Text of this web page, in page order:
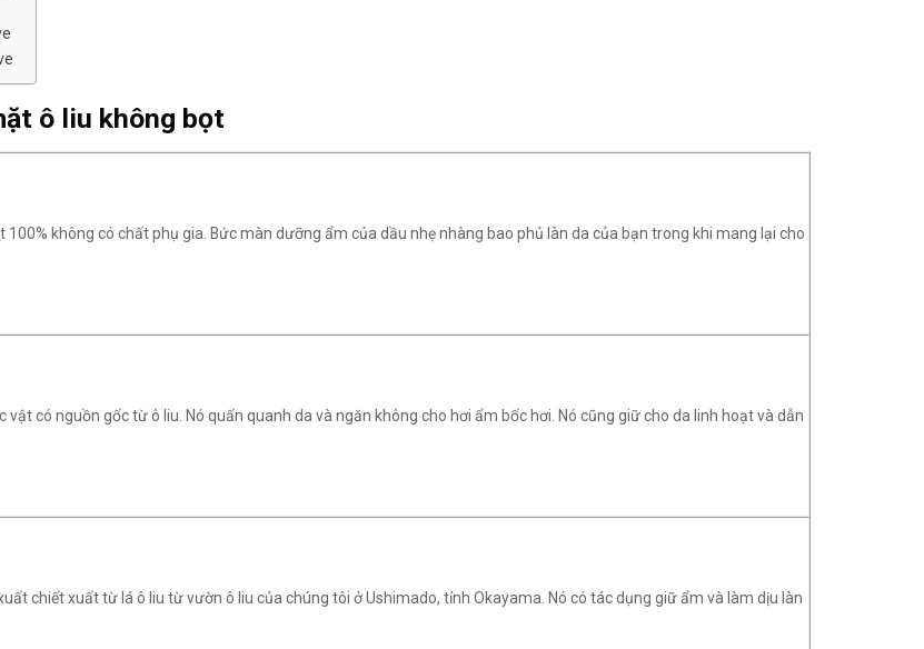
ô liu không bọt
100% không có chất phụ gia. Bức màn dưỡng ẩm của dầu nhẹ nhàng bao phủ làn da của bạn trong khi mang lại cho
vật có nguồn gốc từ ô liu. Nó quấn quanh da và ngăn không cho hơi ẩm bốc hơi. Nó cũng giữ cho da linh hoạt và dẫn
chiết xuất từ ​​lá ô liu từ vườn ô liu của chúng tôi ở Ushimado, tỉnh Okayama. Nó có tác dụng giữ ẩm và làm dịu làn